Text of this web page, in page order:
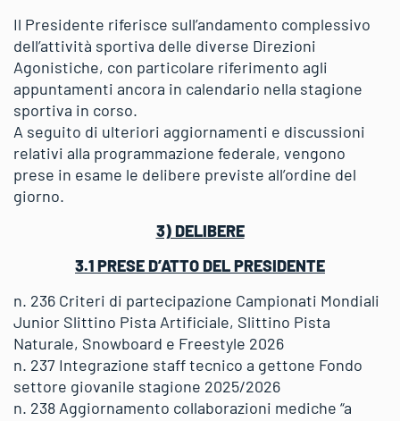
Il Presidente riferisce sull’andamento complessivo
dell’attività sportiva delle diverse Direzioni
Agonistiche, con particolare riferimento agli
appuntamenti ancora in calendario nella stagione
sportiva in corso.
A seguito di ulteriori aggiornamenti e discussioni
relativi alla programmazione federale, vengono
prese in esame le delibere previste all’ordine del
giorno.
3) DELIBERE
3.1 PRESE D’ATTO DEL PRESIDENTE
n. 236 Criteri di partecipazione Campionati Mondiali
Junior Slittino Pista Artificiale, Slittino Pista
Naturale, Snowboard e Freestyle 2026
n. 237 Integrazione staff tecnico a gettone Fondo
settore giovanile stagione 2025/2026
n. 238 Aggiornamento collaborazioni mediche “a